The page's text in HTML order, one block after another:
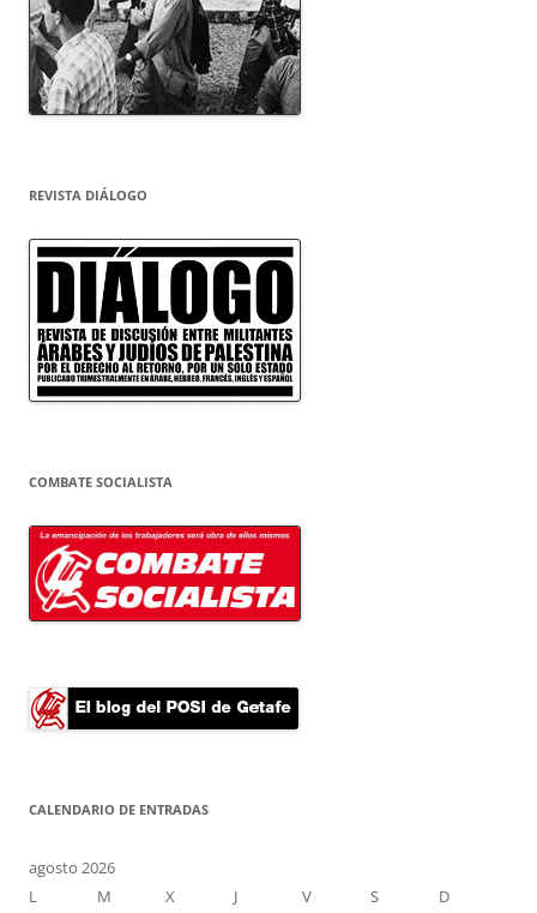
REVISTA DIÁLOGO
COMBATE SOCIALISTA
CALENDARIO DE ENTRADAS
agosto 2026
L
M X J V S
D